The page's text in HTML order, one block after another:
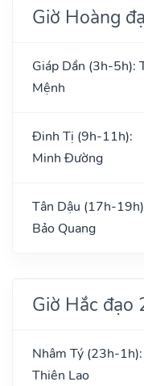
Giờ Hoàng
Giáp Dần (3h-5h):
Mệnh
Đinh Tị (9h-11h):
Minh Đường
Tân Dậu (17h-
Bảo Quang
Giờ Hắc
Nhâm Tý (23h-1h):
Thiên Lao